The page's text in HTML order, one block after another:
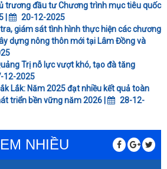
trương đầu tư Chương trình mục tiêu quốc
|
20-12-2025
giám sát tình hình thực hiện các chương
dựng nông thôn mới tại Lâm Đồng và
Trị nỗ lực vượt khó, tạo đà tăng
12-2025
Lắk: Năm 2025 đạt nhiều kết quả toàn
triển bền vững năm 2026 |
28-12-
NHIỀU